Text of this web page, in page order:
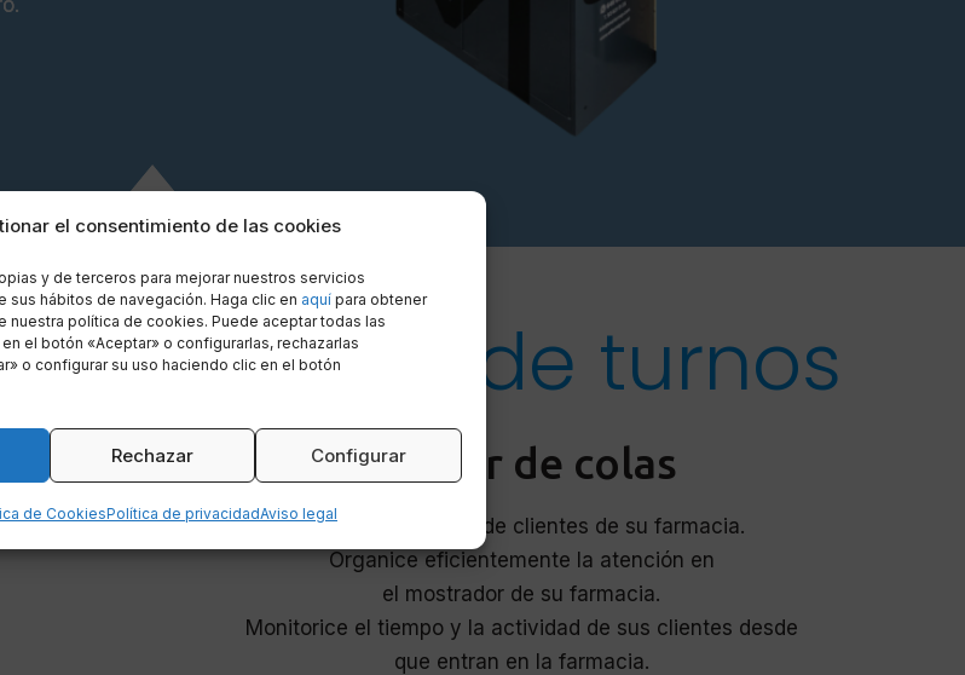
el consentimiento de las cookies
y de terceros para mejorar nuestros servicios
sus hábitos de navegación. Haga clic en aquí para obtener
nuestra política de cookies. Puede aceptar todas las
el botón «Aceptar» o configurarlas, rechazarlas
o configurar su uso haciendo clic en el botón
Rechazar Configurar
de CookiesPolítica de privacidadAviso legal
Gestor de turnos
Gestor de colas
Optimice los flujos de clientes de su farmacia.
Organice eficientemente la atención en
el mostrador de su farmacia.
Monitorice el tiempo y la actividad de sus clientes desde
que entran en la farmacia.